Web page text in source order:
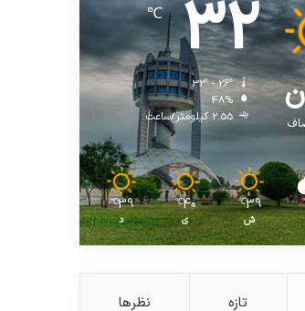
32
℃
32º - 26º
48%
2.55 کیلومتر/ساعت
39
℃
ش
40
℃
ی
39
℃
د
تازه نظرها